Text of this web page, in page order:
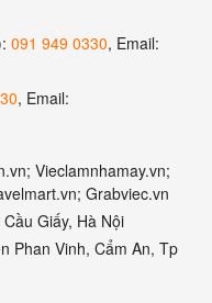
091 949 0330, Email:
, Email:
Vieclamnhamay.vn;
Grabviec.vn
Giấy, Hà Nội
Phan Vinh, Cẩm An, Tp